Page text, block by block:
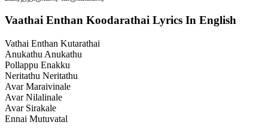
Vaathai Enthan Koodarathai Lyrics In English
Vathai Enthan Kutarathai
Anukathu Anukathu
Pollappu Enakku
Neritathu Neritathu
Avar Maraivinale
Avar Nilalinale
Avar Sirakale
Ennai Mutuvatal